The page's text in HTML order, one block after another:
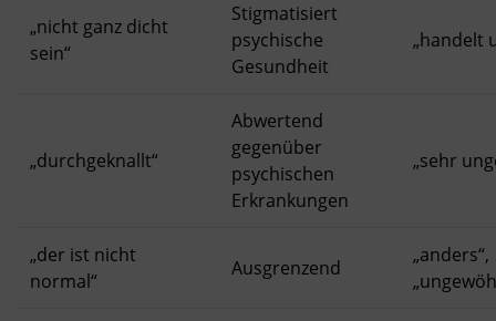
„nicht ganz dicht
sein“
Stigmatisiert
psychische
Gesundheit
„handelt
„durchgeknallt“
Abwertend
gegenüber
psychischen
Erkrankungen
„sehr
„der ist nicht
normal“
Ausgrenzend
„anders“,